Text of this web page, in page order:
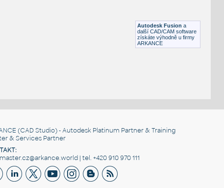
Autodesk Fusion a
další CAD/CAM software
získáte výhodně u firmy
ARKANCE
(CAD Studio) - Autodesk Platinum Partner & Training
& Services Partner
| tel. +420 910 970 111